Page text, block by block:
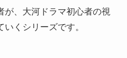
が、大河ドラマ初心者の視
くシリーズです。